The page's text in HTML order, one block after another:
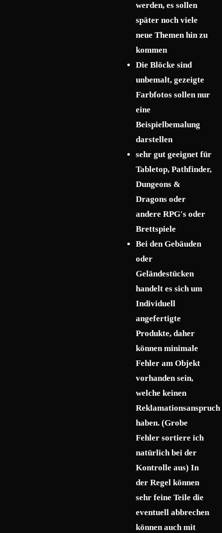
werden, es sollen
später noch viele
neue Themen hin zu
kommen
Die Blöcke sind
unbemalt, gezeigte
Farbfotos sollen nur
eine
Beispielbemalung
darstellen
sehr gut geeignet für
Tabletop, Pathfinder,
Dungeons &
Dragons oder
andere RPG's oder
Brettspiele
Bei den Gebäuden
oder
Geländestücken
handelt es sich um
Individuell
angefertigte
Produkte, daher
können minimale
Fehler am Objekt
vorhanden sein,
welche keinen
Reklamationsanspruch
haben. (Grobe
Fehler sortiere ich
natürlich bei der
Kontrolle aus) In
der Regel können
sehr feine Teile die
eventuell abbrechen
können auch mit